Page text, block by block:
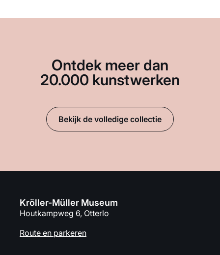
Ontdek meer dan
20.000 kunstwerken
Bekijk de volledige collectie
Kröller-Müller Museum
Houtkampweg 6, Otterlo
Route en parkeren